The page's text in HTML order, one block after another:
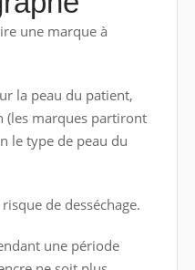
une marque à
la peau du patient,
(les marques partiront
le type de peau du
de desséchage.
une période